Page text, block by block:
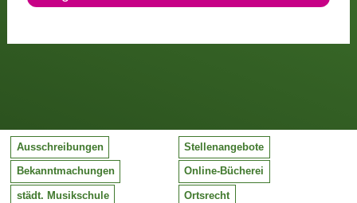
Ausschreibungen Stellenangebote
Bekanntmachungen Online-Bücherei
städt. Musikschule Ortsrecht